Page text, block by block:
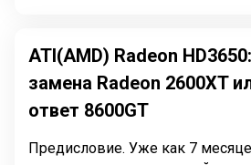
ATI(AMD) Radeon
замена Radeon 2600XT
ответ 8600GT
Предисловие. Уже как 7 месяцев AMD